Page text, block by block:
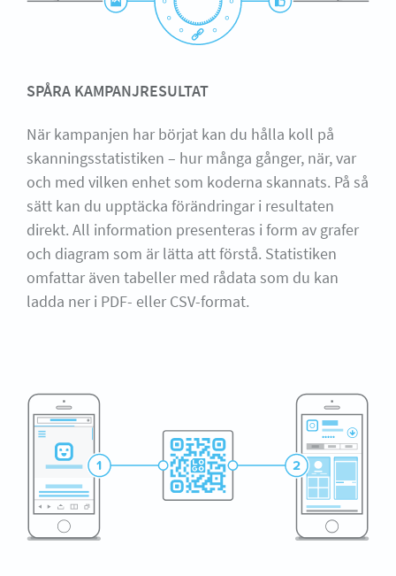
SPÅRA KAMPANJRESULTAT
När kampanjen har börjat kan du hålla koll på
skanningsstatistiken – hur många gånger, när, var
och med vilken enhet som koderna skannats. På så
sätt kan du upptäcka förändringar i resultaten
direkt. All information presenteras i form av grafer
och diagram som är lätta att förstå. Statistiken
omfattar även tabeller med rådata som du kan
ladda ner i PDF- eller CSV-format.